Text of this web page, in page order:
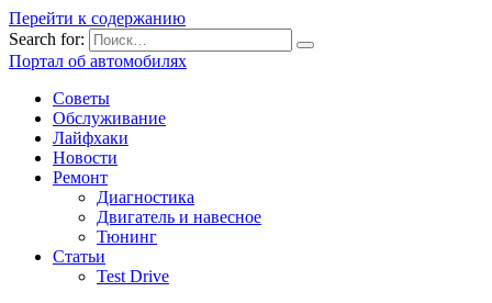
Перейти к содержанию
Search for:
Портал об автомобилях
Советы
Обслуживание
Лайфхаки
Новости
Ремонт
Диагностика
Двигатель и навесное
Тюнинг
Статьи
Test Drive